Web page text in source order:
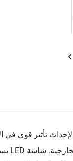
لإحداث تأثير قوي